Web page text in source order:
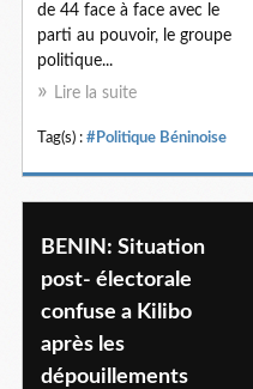
de 44 face à face avec le
parti au pouvoir, le groupe
politique...
Lire la suite
Tag(s) : #Politique Béninoise
BENIN: Situation
post- électorale
confuse a Kilibo
après les
dépouillements